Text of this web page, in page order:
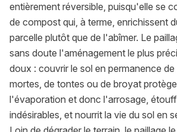
entièrement réversible, puisqu'elle se
de compost qui, à terme, enrichissent
parcelle plutôt que de l'abîmer. Le
sans doute l'aménagement le plus
doux : couvrir le sol en permanence de
mortes, de tontes ou de broyat
l'évaporation et donc l'arrosage,
indésirables, et nourrit la vie du sol en